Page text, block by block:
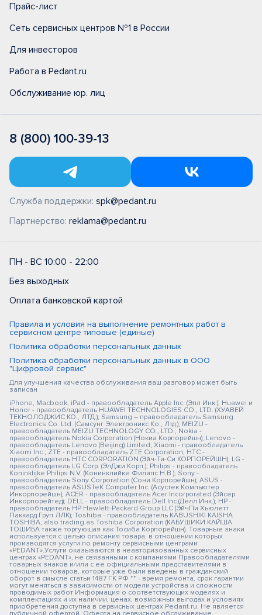
Прайс-лист
Сеть сервисных центров №1 в России
Для инвесторов
Работа в Pedant.ru
Обслуживание юр. лиц
8 (800) 100-39-13
Служба поддержки: spk@pedant.ru
Партнерство: reklama@pedant.ru
ПН - ВС 10:00 - 22:00
Без выходных
Оплата банковской картой
Правила и условия на выполнение ремонтных работ в
сервисном центре типовые (единые)
Политика обработки персональных данных
Политика обработки персональных данных в ООО
"Цифровой сервис"
Для улучшения качества обслуживания ваш разговор может быть
записан
iPhone, Macbook, iPad - правообладатель Apple Inc. (Эпл Инк.); Huawei и
Honor - правообладатель HUAWEI TECHNOLOGIES CO., LTD. (ХУАВЕЙ
ТЕКНОЛОДЖИС КО., ЛТД.); Samsung – правообладатель Samsung
Electronics Co. Ltd. (Самсунг Электроникс Ко., Лтд.); MEIZU -
правообладатель MEIZU TECHNOLOGY CO., LTD.; Nokia -
правообладатель Nokia Corporation (Нокиа Корпорейшн); Lenovo -
правообладатель Lenovo (Beijing) Limited; Xiaomi - правообладатель
Xiaomi Inc.; ZTE - правообладатель ZTE Corporation; HTC -
правообладатель HTC CORPORATION (Эйч-Ти-Си КОРПОРЕЙШН); LG -
правообладатель LG Corp. (ЭлДжи Корп.); Philips - правообладатель
Koninklijke Philips N.V. (Конинклийке Филипс Н.В.); Sony -
правообладатель Sony Corporation (Сони Корпорейшн); ASUS -
правообладатель ASUSTeK Computer Inc. (Асустек Компьютер
Инкорпорейшн); ACER - правообладатель Acer Incorporated (Эйсер
Инкорпорейтед); DELL - правообладатель Dell Inc.(Делл Инк.); HP -
правообладатель HP Hewlett-Packard Group LLC (ЭйчПи Хьюлетт
Паккард Груп ЛЛК); Toshiba - правообладатель KABUSHIKI KAISHA
TOSHIBA, also trading as Toshiba Corporation (КАБУШИКИ КАЙША
ТОШИБА также торгующая как Тосиба Корпорейшн). Товарные знаки
используется с целью описания товара, в отношении которых
производятся услуги по ремонту сервисными центрами
«PEDANT».Услуги оказываются в неавторизованных сервисных
центрах «PEDANT», не связанными с компаниями Правообладателями
товарных знаков и/или с ее официальными представителями в
отношении товаров, которые уже были введены в гражданский
оборот в смысле статьи 1487 ГК РФ ** - время ремонта, срок гарантии
могут меняться в зависимости от модели устройства и сложности
проводимых работ Информация о соответствующих моделях и
комплектациях и их наличии, ценах, возможных выгодах и условиях
приобретения доступна в сервисных центрах Pedant.ru. Не является